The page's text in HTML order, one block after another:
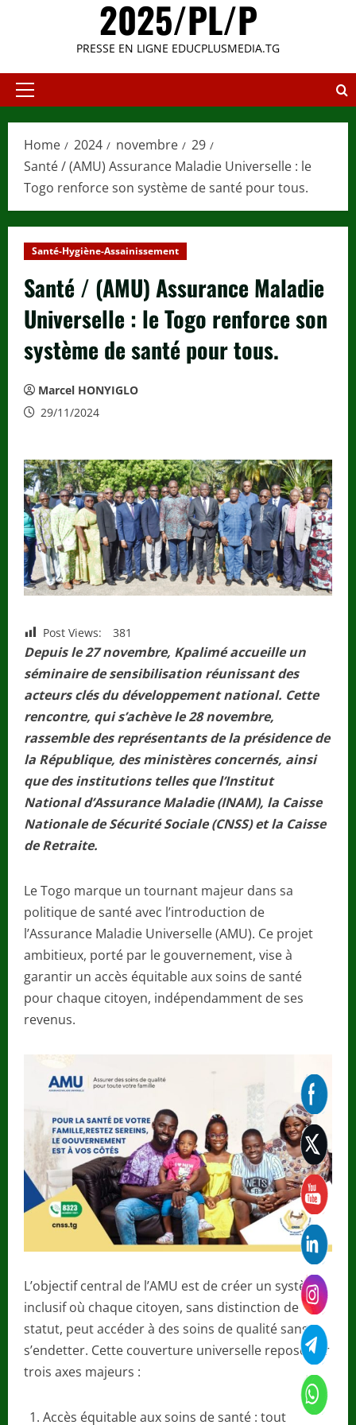
2025/PL/P
PRESSE EN LIGNE EDUCPLUSMEDIA.TG
Primary
Home 2024 novembre
29
Santé / (AMU) Assurance Maladie Universelle : le
Togo renforce son système de santé pour tous.
Santé-Hygiène-Assainissement
Santé / (AMU) Assurance Maladie
Universelle : le Togo renforce son
système de santé pour tous.
Marcel HONYIGLO
29/11/2024
Post Views: 381
Depuis le 27 novembre, Kpalimé accueille un
séminaire de sensibilisation réunissant des
acteurs clés du développement national. Cette
rencontre, qui s’achève le 28 novembre,
rassemble des représentants de la présidence de
la République, des ministères concernés, ainsi
que des institutions telles que l’Institut
National d’Assurance Maladie (INAM), la Caisse
Nationale de Sécurité Sociale (CNSS) et la Caisse
de Retraite.
Le Togo marque un tournant majeur dans sa
politique de santé avec l’introduction de
l’Assurance Maladie Universelle (AMU). Ce projet
ambitieux, porté par le gouvernement, vise à
garantir un accès équitable aux soins de santé
pour chaque citoyen, indépendamment de ses
revenus.
L’objectif central de l’AMU est de créer un système
inclusif où chaque citoyen, sans distinction de
statut, peut accéder à des soins de qualité sans
s’endetter. Cette couverture universelle repose sur
trois axes majeurs :
Accès équitable aux soins de santé : tout